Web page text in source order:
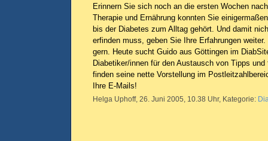
Erinnern Sie sich noch an die ersten Wochen
Therapie und Ernährung konnten Sie
bis der Diabetes zum Alltag gehört. Und damit
erfinden muss, geben Sie Ihre Erfahrungen
gern. Heute sucht Guido aus Göttingen im
Diabetiker/innen für den Austausch von Tipps
finden seine nette Vorstellung im
Ihre E-Mails!
Helga Uphoff, 26. Juni 2005, 10.38 Uhr, Kategorie: